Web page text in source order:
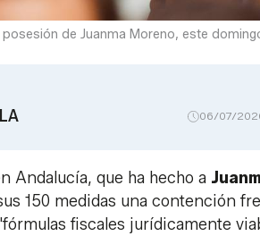
de Juanma Moreno, este
06/07/
Andalucía, que ha hecho a
150 medidas una contención
fiscales jurídicamente